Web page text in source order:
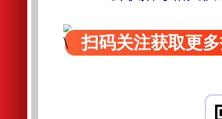
扫码关注获取更